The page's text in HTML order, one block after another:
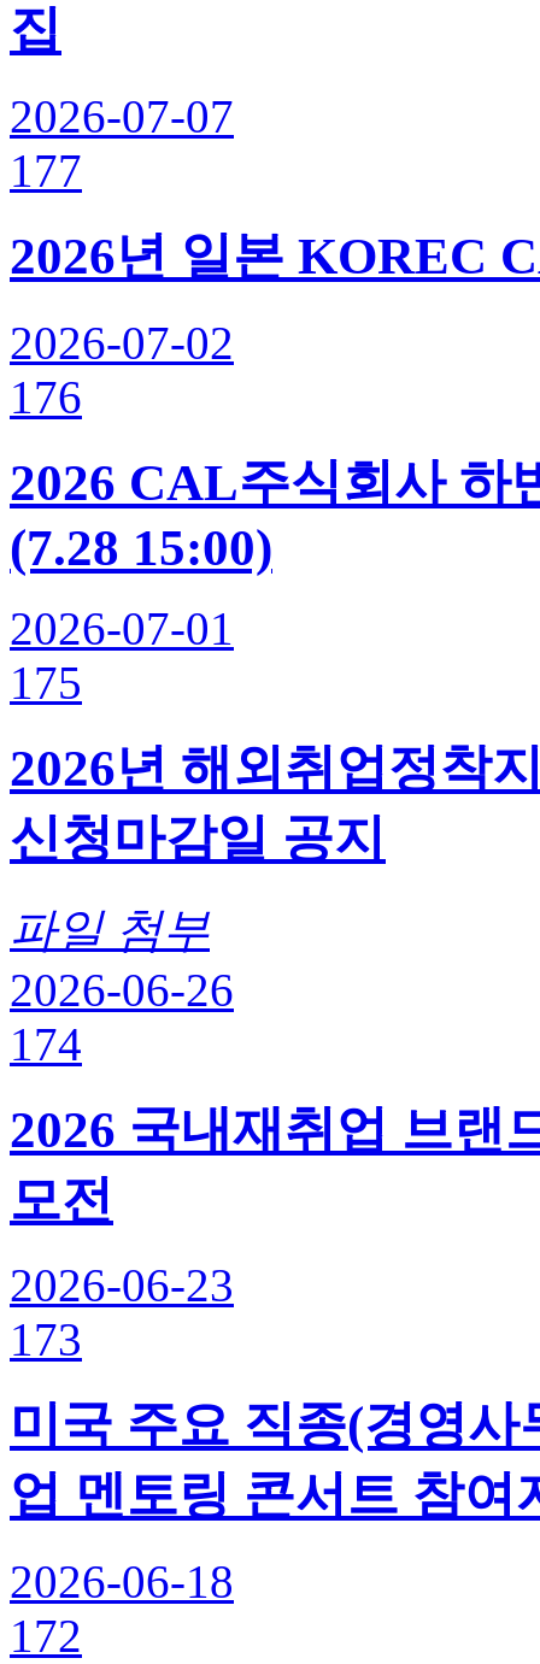
집
2026-07-07
177
2026년 일본 KOREC
2026-07-02
176
2026 CAL주식회사 하
(7.28 15:00)
2026-07-01
175
2026년 해외취업정착
신청마감일 공지
파일 첨부
2026-06-26
174
2026 국내재취업 브랜
모전
2026-06-23
173
미국 주요 직종(경영
업 멘토링 콘서트 참여
2026-06-18
172